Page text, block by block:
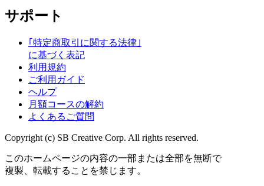
サポート
｢特定商取引に関する法律｣
に基づく表記
利用規約
ご利用ガイド
ヘルプ
月額コースの解約
よくあるご質問
Copyright (c) SB Creative Corp. All rights reserved.
このホームページの内容の一部または全部を無断で
複製、転載することを禁じます。